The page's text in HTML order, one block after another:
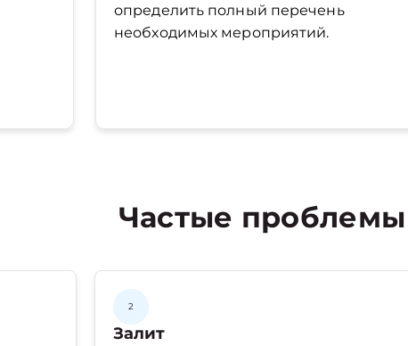
определить полный перечень
необходимых мероприятий.
Частые проблемы
2
Залит